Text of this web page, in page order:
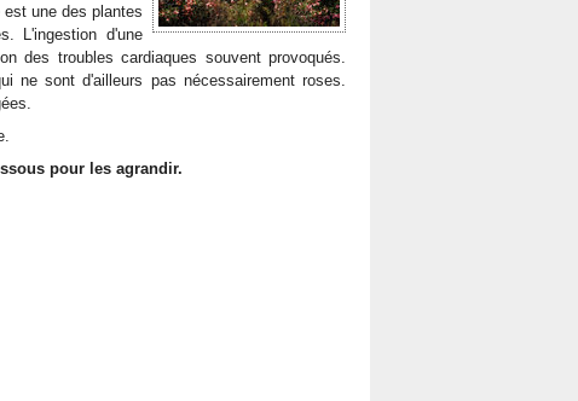
une des plantes
L'ingestion d'une
des troubles cardiaques souvent provoqués.
ne sont d'ailleurs pas nécessairement roses.
pour les agrandir.